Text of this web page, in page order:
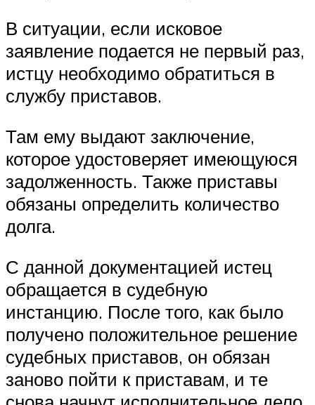
В ситуации, если исковое
заявление подается не первый раз,
истцу необходимо обратиться в
службу приставов.
Там ему выдают заключение,
которое удостоверяет имеющуюся
задолженность. Также приставы
обязаны определить количество
долга.
С данной документацией истец
обращается в судебную
инстанцию. После того, как было
получено положительное решение
судебных приставов, он обязан
заново пойти к приставам, и те